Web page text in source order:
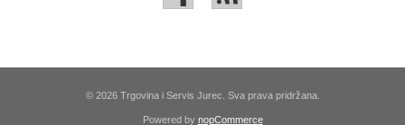
© 2026 Trgovina i Servis Jurec. Sva prava pridržana.
Powered by nopCommerce